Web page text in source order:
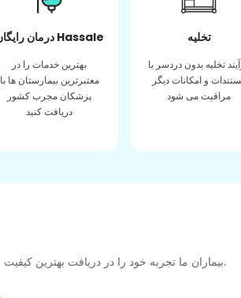
درمان رایگان Hassale
بهترین خدمات را در
معتبرترین بیمارستان ها با
پزشکان مجرب کشور
دریافت کنید
تخلیه
تخلیه بدون دردسر با
و امکانات دیگر
مراقبت می شود
بیماران ما تجربه خود را در دریافت بهترین کیفیت مراقبت های بهداشتی در طول سفر درمانی خود با ما به اشتراک می گذارند تا پیوندی عالی برای آینده ایجاد کنند.